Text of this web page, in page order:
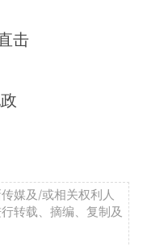
击
媒及/或相关权利人
转载、摘编、复制及